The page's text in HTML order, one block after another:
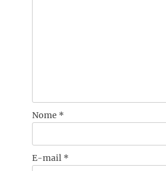
Nome *
E-mail *